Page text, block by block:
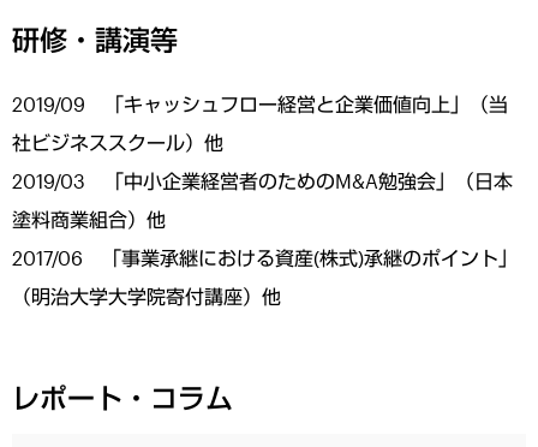
研修・講演等
2019/09 「キャッシュフロー経営と企業価値向上」（当
社ビジネススクール）他
2019/03 「中小企業経営者のためのM&A勉強会」（日本
塗料商業組合）他
2017/06 「事業承継における資産(株式)承継のポイント」
（明治大学大学院寄付講座）他
レポート・コラム